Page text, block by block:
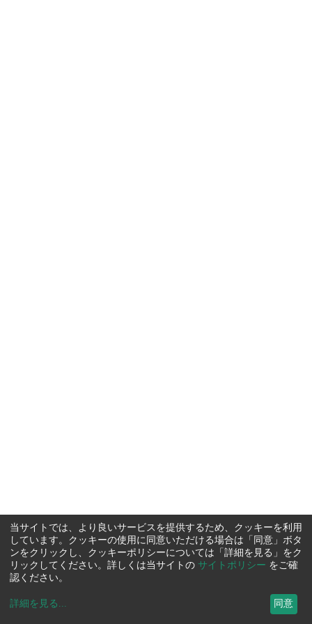
当サイトでは、より良いサービスを提供するため、クッキーを利用
しています。クッキーの使用に同意いただける場合は「同意」ボタ
ンをクリックし、クッキーポリシーについては「詳細を見る」をク
リックしてください。詳しくは当サイトの サイトポリシー をご確
認ください。
詳細を見る ... 同意